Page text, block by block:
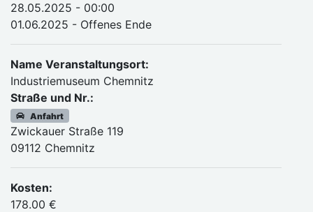
28.05.2025 - 00:00
01.06.2025 - Offenes Ende
Name Veranstaltungsort:
Industriemuseum Chemnitz
Straße und Nr.:
Anfahrt
Zwickauer Straße 119
09112 Chemnitz
Kosten:
178.00 €